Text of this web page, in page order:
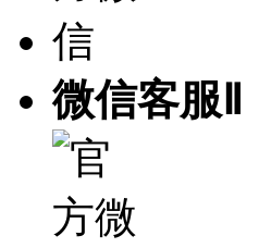
微信客服Ⅱ